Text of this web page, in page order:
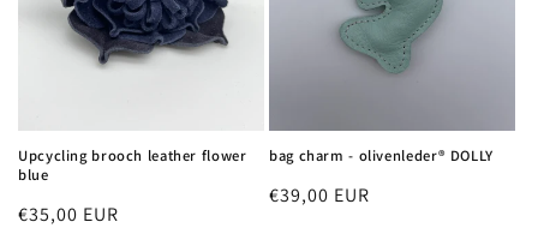
Upcycling brooch leather flower
blue
Regular
€35,00 EUR
bag charm - olivenleder® DOLLY
Regular
€39,00 EUR